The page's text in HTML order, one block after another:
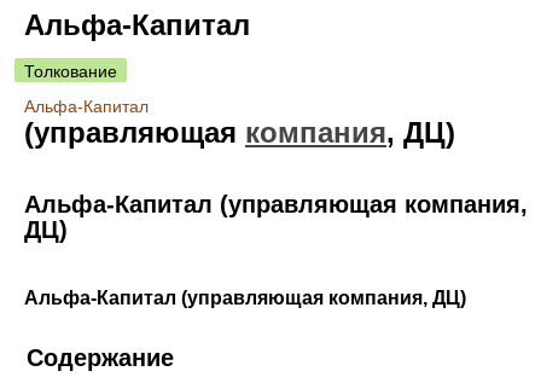
Альфа-Капитал
Толкование
Альфа-Капитал
(управляющая компания, ДЦ)
Альфа-Капитал (управляющая компания,
ДЦ)
Альфа-Капитал (управляющая компания, ДЦ)
Содержание